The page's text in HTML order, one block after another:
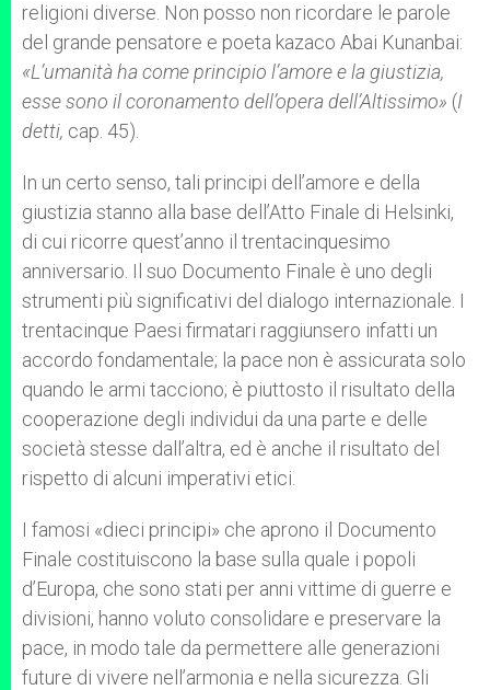
religioni diverse. Non posso non ricordare le parole
del grande pensatore e poeta kazaco Abai Kunanbai:
«L’umanità ha come principio l’amore e la giustizia,
esse sono il coronamento dell’opera dell’Altissimo» (I
detti, cap. 45).
In un certo senso, tali principi dell’amore e della
giustizia stanno alla base dell’Atto Finale di Helsinki,
di cui ricorre quest’anno il trentacinquesimo
anniversario. Il suo Documento Finale è uno degli
strumenti più significativi del dialogo internazionale. I
trentacinque Paesi firmatari raggiunsero infatti un
accordo fondamentale; la pace non è assicurata solo
quando le armi tacciono; è piuttosto il risultato della
cooperazione degli individui da una parte e delle
società stesse dall’altra, ed è anche il risultato del
rispetto di alcuni imperativi etici.
I famosi «dieci principi» che aprono il Documento
Finale costituiscono la base sulla quale i popoli
d’Europa, che sono stati per anni vittime di guerre e
divisioni, hanno voluto consolidare e preservare la
pace, in modo tale da permettere alle generazioni
future di vivere nell’armonia e nella sicurezza. Gli